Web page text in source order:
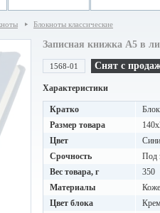
Блокноты классические
Записная книжка A5 в
1568-01 Снят с
Характеристики
Кратко
Размер товара
Цвет
Срочность
Под
Вес товара, г
350
Материалы
Цвет блока